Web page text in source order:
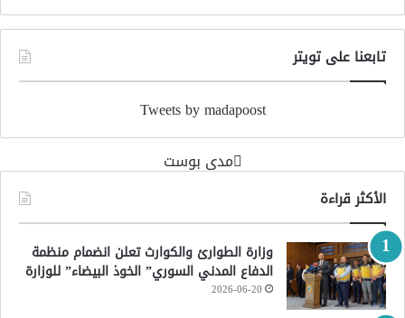
تابعنا على تويتر
Tweets by madapoost
‏مدى بوست‏
الأكثر قراءة
وزارة الطوارئ والكوارث تعلن انضمام منظمة
الدفاع المدني السوري” الخوذ البيضاء” للوزارة
2026-06-20